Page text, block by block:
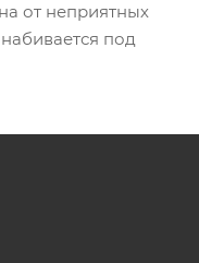
от неприятных
под